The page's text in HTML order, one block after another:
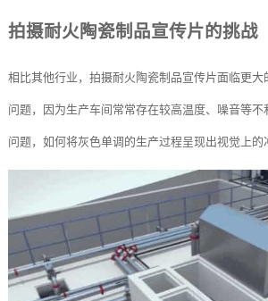
拍摄耐火陶瓷制品宣传片的挑战
相比其他行业，拍摄耐火陶瓷制品宣传片面临更
问题，因为生产车间常常存在较高温度、噪音等
问题，如何将灰色单调的生产过程呈现出视觉上的